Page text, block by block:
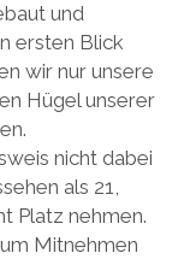
und
ersten Blick
wir nur unsere
Hügel unserer
nicht dabei
als 21,
Platz nehmen.
Mitnehmen